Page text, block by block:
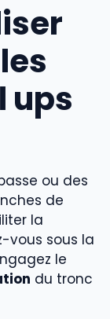
ups
ou des
de
la
vous sous la
le
du tronc